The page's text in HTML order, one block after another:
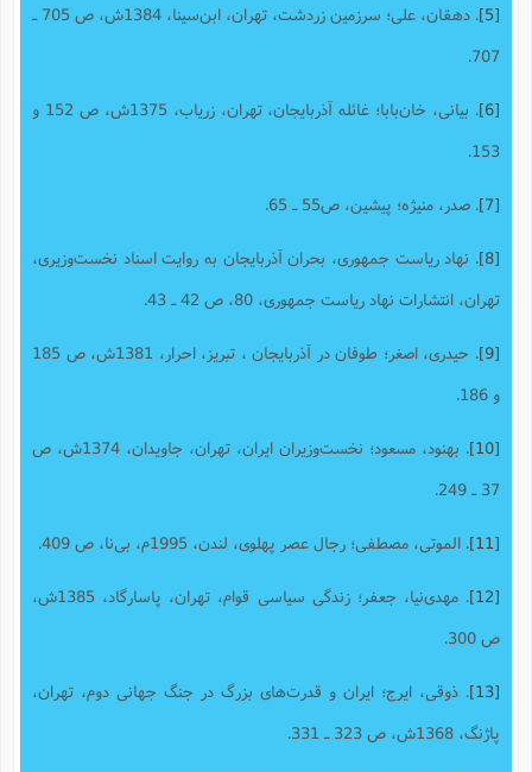
. دهقان، علی‌؛ سرزمین زردشت، تهران، ابن‌سینا، 1384ش، ص 705 ـ
707.
. بیانی، خان‌بابا؛ غائله آذربایجان، تهران، زریاب، 1375ش، ص 152 و
153.
. صدر، منیژه‌؛ پیشین، ص55 ـ 65.
. نهاد ریاست جمهوری، بحران آذربایجان به روایت اسناد نخست‌وزیری،
تهران، انتشارات نهاد ریاست جمهوری، 80، ص 42 ـ 43.
. حیدری، اصغر؛ طوفان در آذربایجان ، تبریز، احرار، 1381ش، ص 185
و 186.
. بهنود، مسعود؛ نخست‌وزیران ایران، تهران، جاویدان، 1374ش، ص
37 ـ 249.
. الموتی، مصطفی؛ رجال عصر پهلوی، لندن، 1995م، بی‌نا، ص 409.
. مهدی‌نیا، جعفر؛ زندگی سیاسی قوام، تهران، پاسارگاد، 1385ش،
ص 300.
. ذوقی، ایرج؛ ایران و قدرت‌های بزرگ در جنگ جهانی دوم، تهران،
پاژنگ، 1368ش، ص 323 ـ 331.